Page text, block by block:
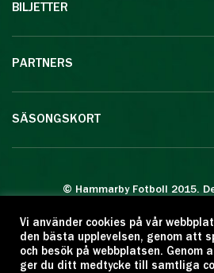
BILJETTER
PARTNERS
SÄSONGSKORT
© Hammarby Fotboll 2015.
Eftertryck eller annan
Citera oss gärna men
www.hammarbyfotboll.se.
Vi använder cookies på vår
den bästa upplevelsen, genom att
och besök på webbplatsen. Genom
ger du ditt medtycke till samtliga